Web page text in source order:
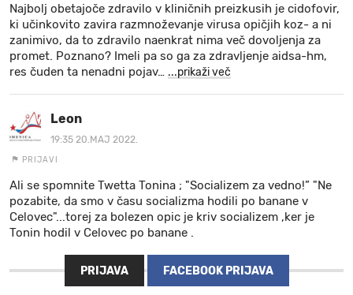
Najbolj obetajoče zdravilo v kliničnih preizkusih je cidofovir,
ki učinkovito zavira razmnoževanje virusa opičjih koz- a ni
zanimivo, da to zdravilo naenkrat nima več dovoljenja za
promet. Poznano? Imeli pa so ga za zdravljenje aidsa-hm,
res čuden ta nenadni pojav… ...prikaži več
Leon
19:35 20.MAJ 2022.
PRIJAVI
Ali se spomnite Twetta Tonina ; "Socializem za vedno!” "Ne
pozabite, da smo v času socializma hodili po banane v
Celovec"...torej za bolezen opic je kriv socializem ,ker je
Tonin hodil v Celovec po banane .
PRIJAVA FACEBOOK PRIJAVA